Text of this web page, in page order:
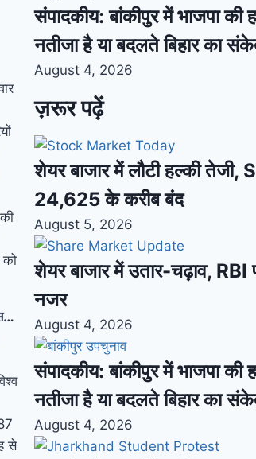
से
संपादकीय: बांकीपुर में भाजपा की
नतीजा है या बदलते बिहार का
August 4, 2026
ज़रूर पढ़ें
शेयर बाजार में लौटी हल्की
24,625 के करीब बंद
August 5, 2026
शेयर बाजार में उतार-चढ़ाव, RBI
नजर
August 4, 2026
संपादकीय: बांकीपुर में भाजपा की
नतीजा है या बदलते बिहार का
August 4, 2026